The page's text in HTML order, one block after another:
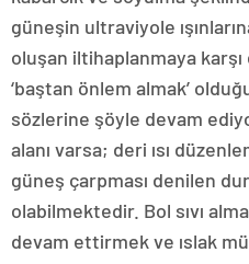
güneşin ultraviyole
oluşan iltihaplanmaya
‘baştan önlem almak’
sözlerine şöyle devam
alanı varsa; deri ısı
güneş çarpması denilen
olabilmektedir. Bol sıvı
devam ettirmek ve ıslak